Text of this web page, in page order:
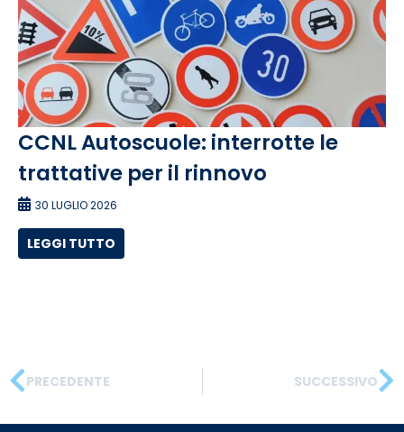
CCNL Autoscuole: interrotte le
trattative per il rinnovo
30 LUGLIO 2026
LEGGI TUTTO
PRECEDENTE SUCCESSIVO